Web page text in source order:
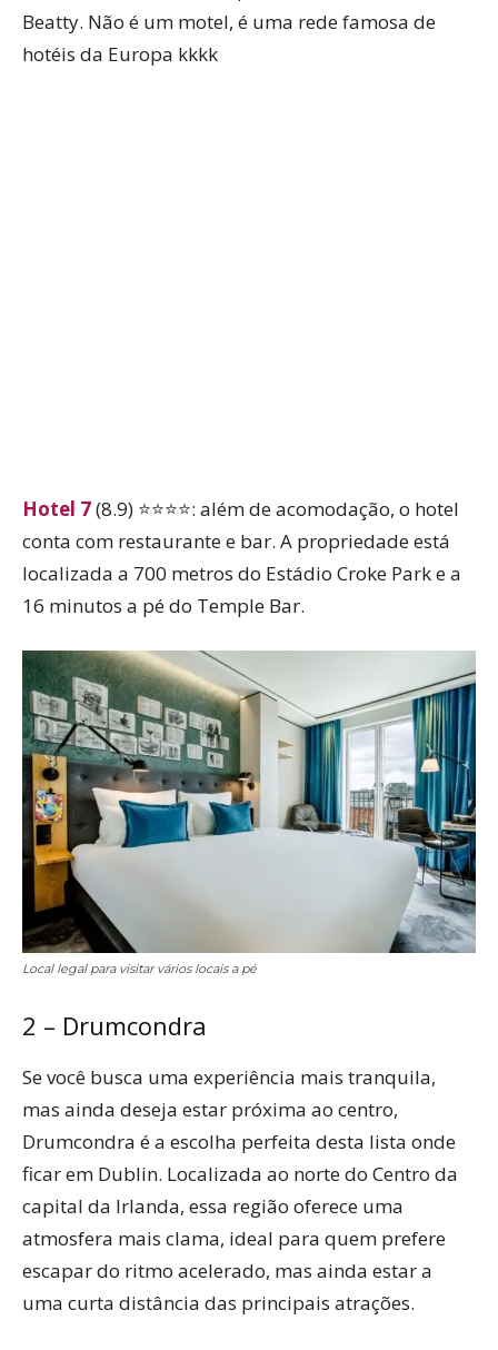
Beatty. Não é um motel, é uma rede famosa de
hotéis da Europa kkkk
Hotel 7(8.9) ⭐⭐⭐⭐: além de acomodação, o hotel
conta com restaurante e bar. A propriedade está
localizada a 700 metros do Estádio Croke Park e a
16 minutos a pé do Temple Bar.
Local legal para visitar vários locais a pé
2 – Drumcondra
Se você busca uma experiência mais tranquila,
mas ainda deseja estar próxima ao centro,
Drumcondra é a escolha perfeita desta lista onde
ficar em Dublin. Localizada ao norte do Centro da
capital da Irlanda, essa região oferece uma
atmosfera mais clama, ideal para quem prefere
escapar do ritmo acelerado, mas ainda estar a
uma curta distância das principais atrações.